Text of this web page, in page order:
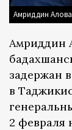
Амриддин
Амриддин
задержан
в
2 февраля